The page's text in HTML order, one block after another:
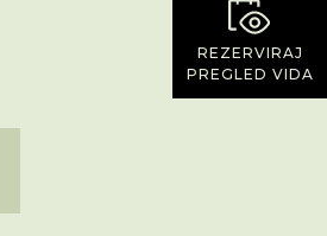
REZERVIRAJ
PREGLED VIDA